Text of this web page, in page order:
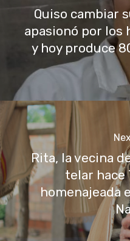
Quiso cambiar
apasionó por los
y hoy produce
Rita, la vecina
telar hace
homenajeada